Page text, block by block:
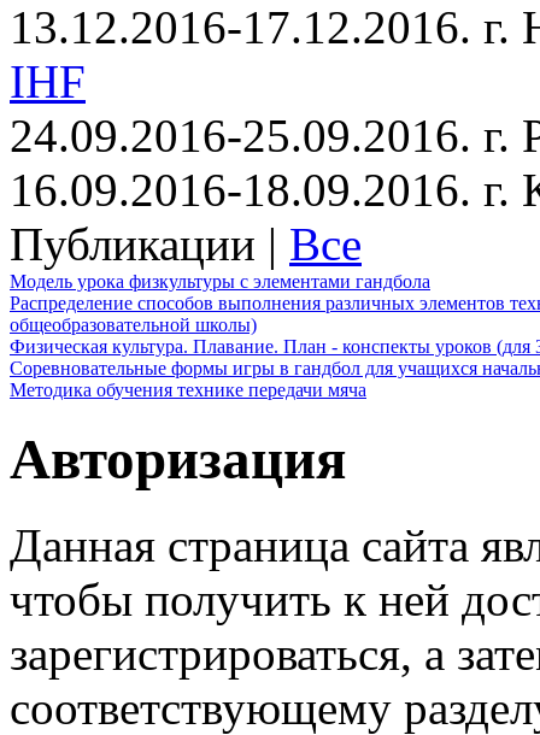
13.12.2016-17.12.2016.
IHF
24.09.2016-25.09.2016. г.
16.09.2016-18.09.2016.
Публикации | Все
Модель урока физкультуры с элементами гандбола
Распределение способов выполнения различных элементов
общеобразовательной школы)
Физическая культура. Плавание. План - конспекты уроков (для
Соревновательные формы игры в гандбол для учащихся
Методика обучения технике передачи мяча
Авторизация
Данная страница сайта
чтобы получить к ней
зарегистрироваться, а
соответствующему